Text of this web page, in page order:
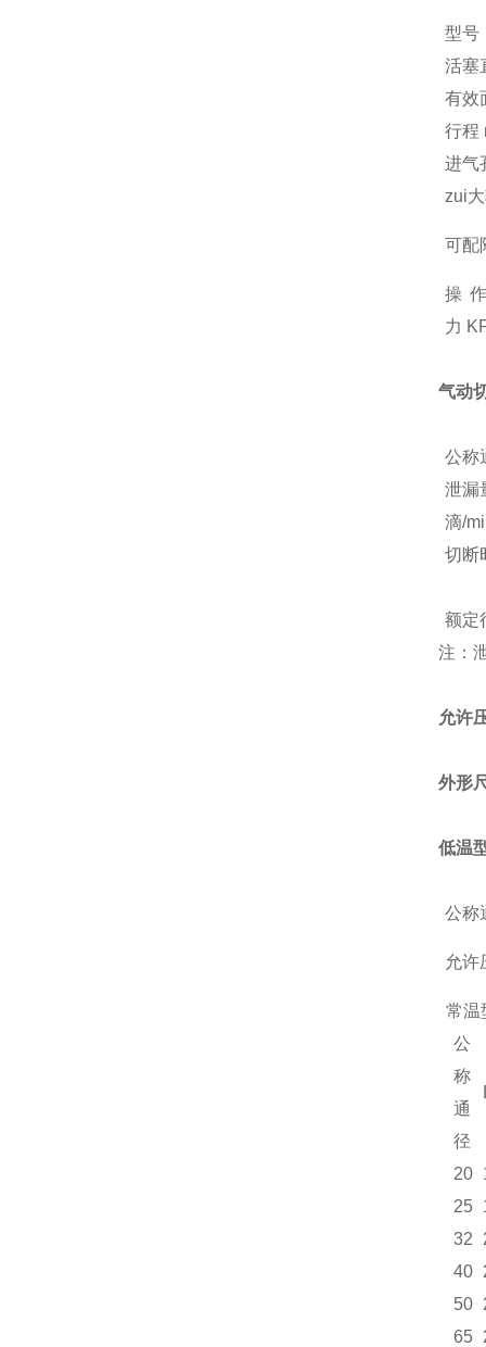
型号
活塞
有效
行程
进气
zui
可配
操
力
气动
公称
泄漏
滴/
切断
额定
注：
允许
外形
低温
公称
允许
常温
公
称
通
径
20
25
32
40
50
65